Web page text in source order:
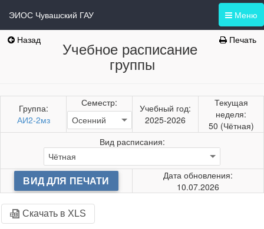
Меню
ЭИОС Чувашский ГАУ
Назад Печать
Учебное расписание
группы
Группа:
АИ2-2мз
Семестр:
Учебный год:
2025-2026
Текущая
неделя:
50 (Чётная)
Вид расписания:
ВИД ДЛЯ ПЕЧАТИ
Дата обновления:
10.07.2026
Скачать в XLS